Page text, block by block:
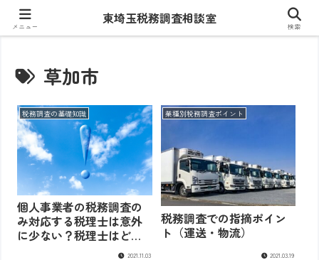
東埼玉税務調査相談室
草加市
税務調査の基礎知識
個人事業者の税務調査の
み対応する税理士は意外
に少ない？税理士はどの
ように選べばよいのか？
2021.11.03
業種別税務調査ポイント
税務調査での指摘ポイン
ト（運送・物流）
2021.03.19
メニュー
東埼玉税務調査相談室
検索